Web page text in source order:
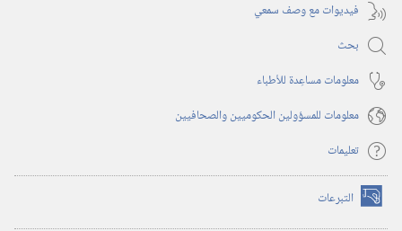
فيديوات مع وصف سمعي
بحث
معلومات مساعِدة للأطباء
معلومات للمسؤولين الحكوميين والصحافيين
تعليمات
التبرعات (يفتح